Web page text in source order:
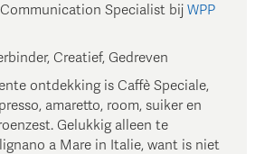
Specialist bij WPP
Creatief, Gedreven
ontdekking is Caffè Speciale,
amaretto, room, suiker en
Gelukkig alleen te
a Mare in Italie, want is niet